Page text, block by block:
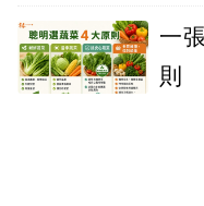
一
則